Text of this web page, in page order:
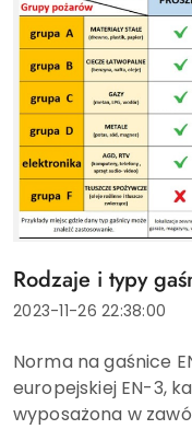
Tytuł
artykułu:
Rodzaje i typy
Data
2023-11-26 22:38:00
Treść
artykułu:
Norma na gaśnice
europejskiej EN-3,
wyposażona w